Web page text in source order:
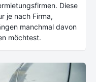
Diese
je nach Firma,
manchmal davon
möchtest.